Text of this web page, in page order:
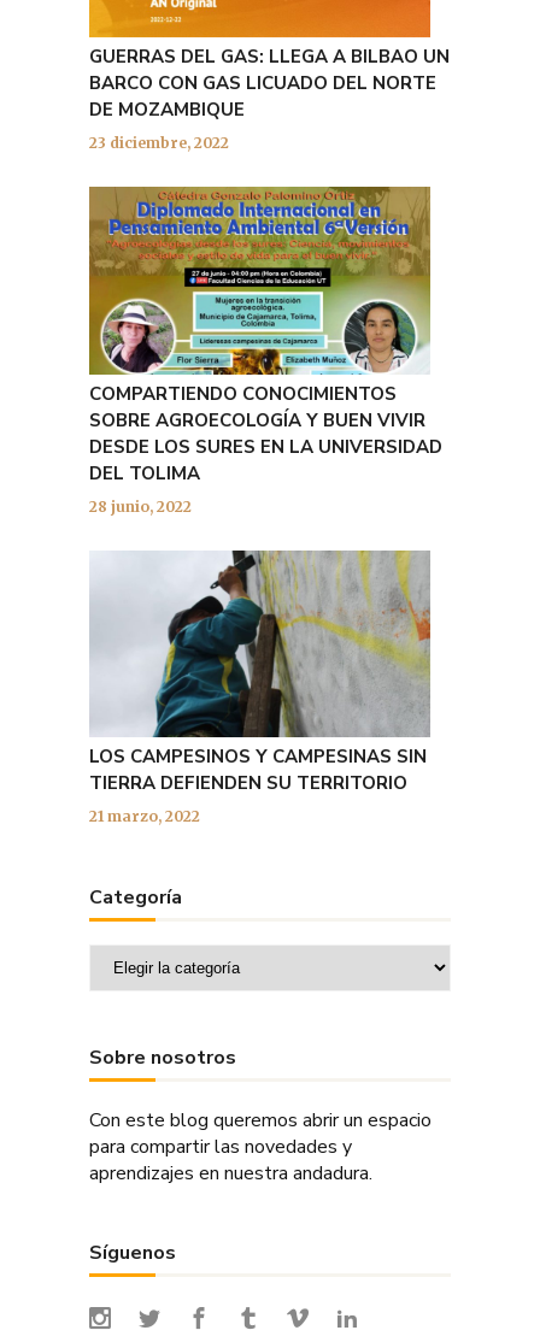
GUERRAS DEL GAS: LLEGA A BILBAO UN
BARCO CON GAS LICUADO DEL NORTE
DE MOZAMBIQUE
23 diciembre, 2022
COMPARTIENDO CONOCIMIENTOS
SOBRE AGROECOLOGÍA Y BUEN VIVIR
DESDE LOS SURES EN LA UNIVERSIDAD
DEL TOLIMA
28 junio, 2022
LOS CAMPESINOS Y CAMPESINAS SIN
TIERRA DEFIENDEN SU TERRITORIO
21 marzo, 2022
Categoría
Categoría
Sobre nosotros
Con este blog queremos abrir un espacio
para compartir las novedades y
aprendizajes en nuestra andadura.
Síguenos